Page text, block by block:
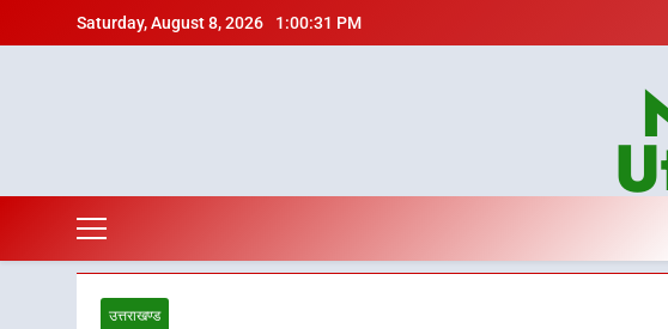
to
Saturday, August 8, 2026 1:00:33 PM
उत्तराखण्ड